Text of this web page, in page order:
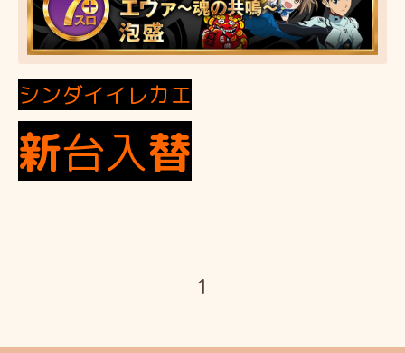
シンダイイレカエ
新台入替
1